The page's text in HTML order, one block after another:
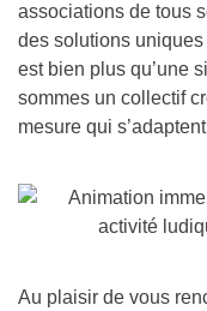
associations de tous
des solutions
est bien plus qu’une
sommes un collectif
mesure qui
Au plaisir de vous